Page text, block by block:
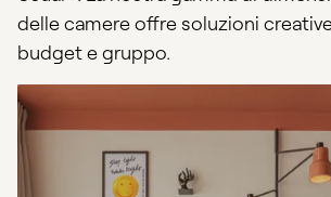
delle camere offre soluzioni
budget e gruppo.